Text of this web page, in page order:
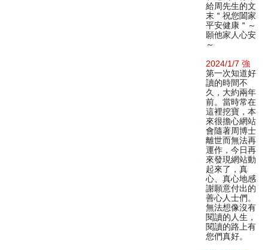
給周先生的文
末＂祝您闔家
平安健康＂～
願他家人心安
～
2024/1/7 強
第一次知道好
讀的時間不
久，大約兩年
前。當時常在
這裡挖寶，本
來很擔心網站
會隨著周博士
離世而無法再
運作，今日再
來發現網站動
起來了，真
心、真心地感
謝願意付出的
善心人士們。
無法想像沒有
閱讀的人生，
閱讀的路上有
您們真好。